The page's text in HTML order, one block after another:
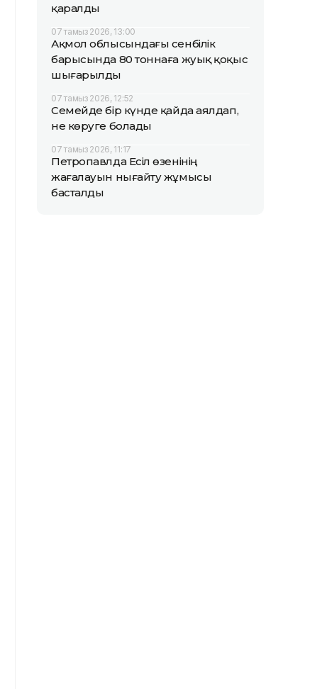
қаралды
07 тамыз 2026, 13:00
Ақмол облысындағы сенбілік
барысында 80 тоннаға жуық қоқыс
шығарылды
07 тамыз 2026, 12:52
Семейде бір күнде қайда аялдап,
не көруге болады
07 тамыз 2026, 11:17
Петропавлда Есіл өзенінің
жағалауын нығайту жұмысы
басталды